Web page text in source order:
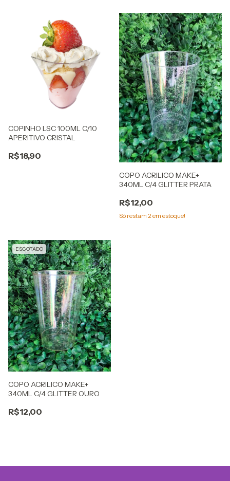
COPINHO LSC 100ML C/10
APERITIVO CRISTAL
R$18,90
COPO ACRILICO MAKE+
340ML C/4 GLITTER PRATA
R$12,00
Só restam 2 em estoque!
ESGOTADO
COPO ACRILICO MAKE+
340ML C/4 GLITTER OURO
R$12,00